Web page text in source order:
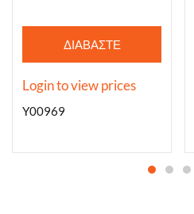
ΔΙΑΒΆΣΤΕ
ΠΕΡΙΣΣΌΤΕΡΑ
Login to view prices
Y00969